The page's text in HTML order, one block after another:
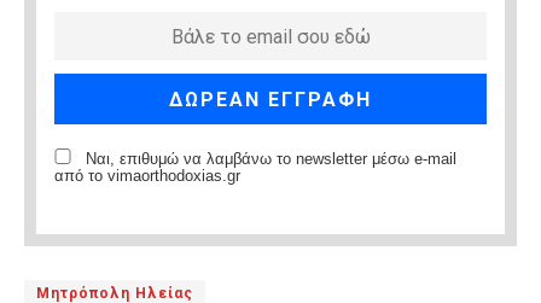
Ναι, επιθυμώ να λαμβάνω το newsletter μέσω e-mail
από το vimaorthodoxias.gr
Μητρόπολη Ηλείας